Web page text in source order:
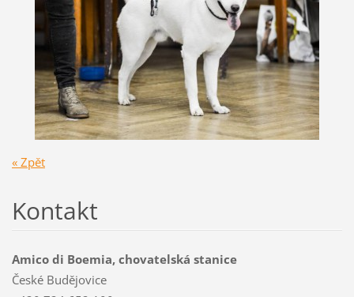
« Zpět
Kontakt
Amico di Boemia, chovatelská stanice
České Budějovice